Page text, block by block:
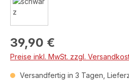
Regulärer Preis:
39,90 €
Preise inkl. MwSt. zzgl.
Versandfertig in 3 Tagen,